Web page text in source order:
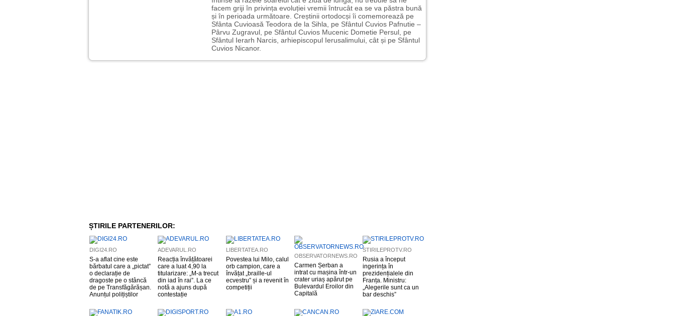
facem griji în privința evoluției vremii întrucât ea se va păstra bună
și în perioada următoare. Creștinii ortodocși îi comemorează pe
Sfânta Cuvioasă Teodora de la Sihla, pe Sfântul Cuvios Pafnutie –
Pârvu Zugravul, pe Sfântul Cuvios Mucenic Dometie Persul, pe
Sfântul Ierarh Narcis, arhiepiscopul Ierusalimului, cât și pe Sfântul
Cuvios Nicanor.
ȘTIRILE PARTENERILOR:
DIGI24.RO
S-a aflat cine este
bărbatul care a „pictat”
o declarație de
dragoste pe o stâncă
de pe Transfăgărășan.
Anunțul polițiștilor
ADEVARUL.RO
Reacția învățătoarei
care a luat 4,90 la
titularizare: „M-a trecut
din iad în rai”. La ce
notă a ajuns după
contestație
LIBERTATEA.RO
Povestea lui Milo, calul
orb campion, care a
învățat „braille-ul
ecvestru” și a revenit în
competiții
OBSERVATORNEWS.RO
Carmen Șerban a
intrat cu mașina într-un
crater uriaș apărut pe
Bulevardul Eroilor din
Capitală
STIRILEPROTV.RO
Rusia a început
ingerința în
prezidențialele din
Franța. Ministru:
„Alegerile sunt ca un
bar deschis”